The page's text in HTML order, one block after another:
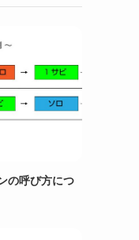
の呼び方につ